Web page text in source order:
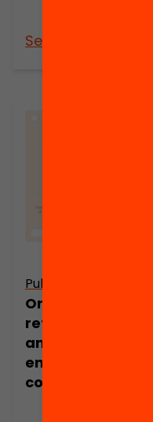
See more
Publicació
Orientacions per
reforçar el vincle
amb les famílies
en temps de
covid